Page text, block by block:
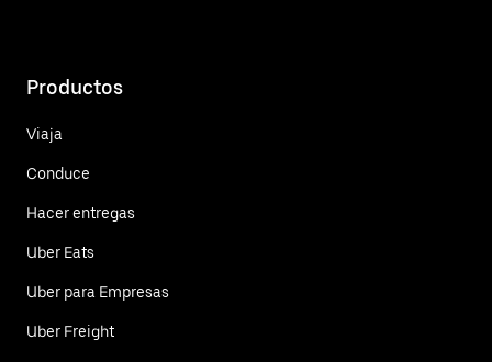
Productos
Viaja
Conduce
Hacer entregas
Uber Eats
Uber para Empresas
Uber Freight